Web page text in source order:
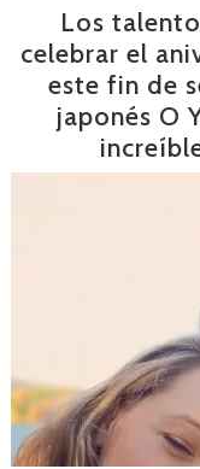
Los
celebrar el
este fin de
japonés O